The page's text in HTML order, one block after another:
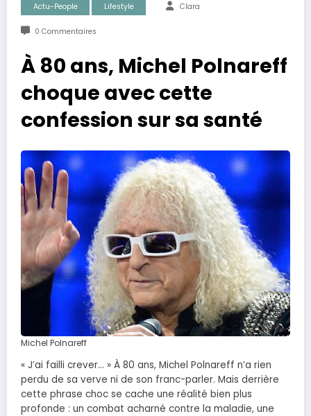
Actu-People Lifestyle Clara
0 Commentaires
À 80 ans, Michel Polnareff
choque avec cette
confession sur sa santé
Michel Polnareff
« J’ai failli crever… » À 80 ans, Michel Polnareff n’a rien
perdu de sa verve ni de son franc-parler. Mais derrière
cette phrase choc se cache une réalité bien plus
profonde : un combat acharné contre la maladie, une